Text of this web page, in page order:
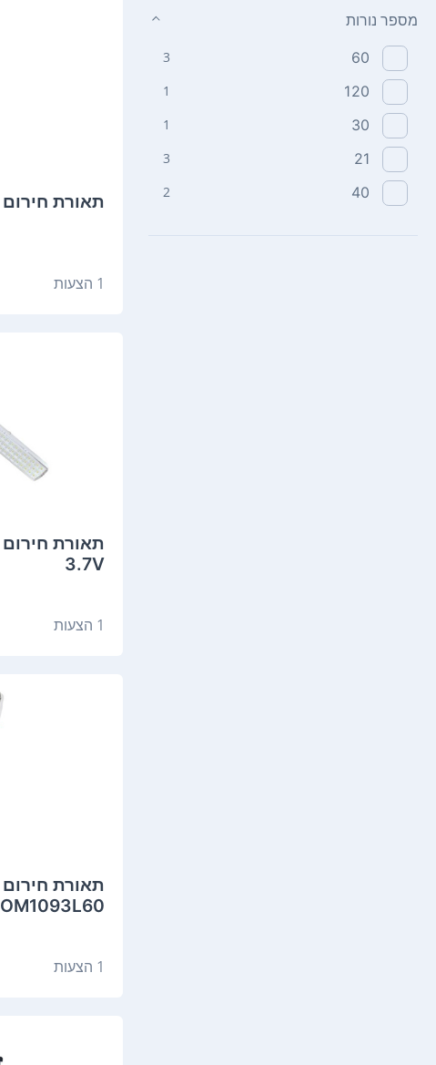
מספר נורות
60
3
120
1
30
1
21
3
40
2 תאורת חירום GPlus SM4600S
1 הצעות
3.7V
1 הצעות
OM1093L60
1 הצעות